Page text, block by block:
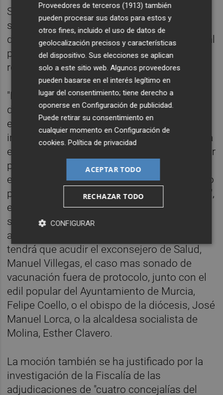
Según el texto presentado, la candidata que
sustituiría a Fernando López Miras al frente
del ejecutivo seríaAna Martínez Vidal
, actual
portavoz del Ejecutivo autonómico y líder
regional de CS.
"Llevamos desde Ciudadanos, también
desde los partidos de la oposición, pidiendo
el listado de los altos vacunados
irregularmente demasiado tiempo ya", critica
el referido texto, que también señala que "por
primera vez en la historia, en un ejercicio de
extrema transparencia, un socio de Gobierno
promovió una comisión del propio ejecutivo",
en referencia a la comisión de investigación
sobre el proceso de vacunación que se
aprobó en la Asamblea Regional a la que
tendrá que acudir el exconsejero de Salud,
Manuel Villegas, el caso mas sonado de
vacunación fuera de protocolo, junto con el
edil popular del Ayuntamiento de Murcia,
Felipe Coello, o el obispo de la diócesis, José
Manuel Lorca, o la alcaldesa socialista de
Molina, Esther Clavero.
La moción también se ha justificado por la
investigación de la Fiscalía de las
adjudicaciones de "cuatro concejalías del
Proveedores de terceros (1913) también
pueden procesar sus datos para estos y
otros fines, incluido el uso de datos de
geolocalización precisos y características
del dispositivo. Sus elecciones se aplican
solo a este sitio web. Algunos proveedores
pueden basarse en el interés legítimo en
lugar del consentimiento; tiene derecho a
oponerse enConfiguración de publicidad
Puede retirar su consentimiento en
cualquier momento enConfiguración de
cookies .Política de privacidad
ACEPTAR TODO
RECHAZAR TODO
CONFIGURAR